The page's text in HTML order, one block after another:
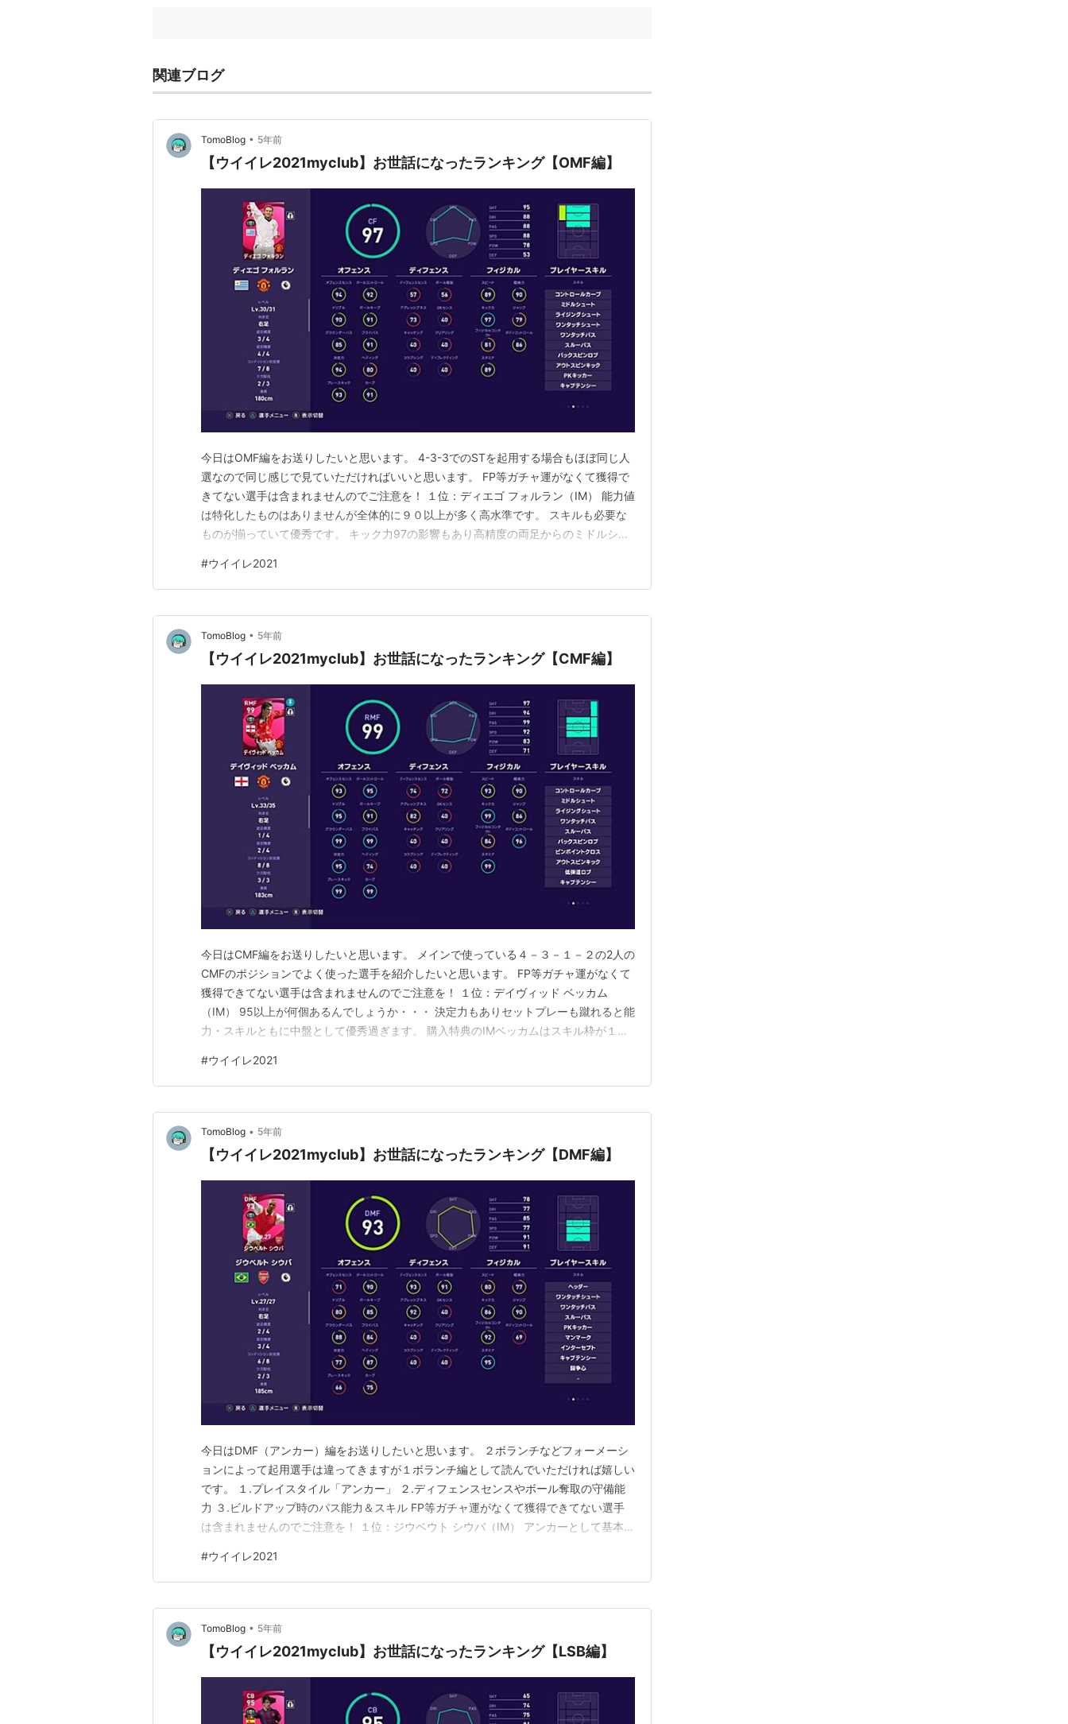
関連ブログ
TomoBlog • 5年前
【ウイイレ2021myclub】お世話になったランキング【OMF編】
今日はOMF編をお送りしたいと思います。 4-3-3でのSTを起用する場合もほぼ同じ人
選なので同じ感じで見ていただければいいと思います。 FP等ガチャ運がなくて獲得で
きてない選手は含まれませんのでご注意を！ １位：ディエゴ フォルラン（IM） 能力値
は特化したものはありませんが全体的に９０以上が多く高水準です。 スキルも必要な
ものが揃っていて優秀です。 キック力97の影響もあり高精度の両足からのミドルシュ
有ターンが邪魔ですが高いボディコン・ボールキープにより思った以上に前線でボール
が収まります。 シュート系のス…
#ウイイレ2021
TomoBlog • 5年前
【ウイイレ2021myclub】お世話になったランキング【CMF編】
今日はCMF編をお送りしたいと思います。 メインで使っている４－３－１－２の2人の
CMFのポジションでよく使った選手を紹介したいと思います。 FP等ガチャ運がなくて
獲得できてない選手は含まれませんのでご注意を！ １位：デイヴィッド ベッカム
（IM） 95以上が何個あるんでしょうか・・・ 決定力もありセットプレーも蹴れると能
力・スキルともに中盤として優秀過ぎます。 購入特典のIMベッカムはスキル枠が１つ
りますがアウトスピンキックもありますし左に追いてコンカ、右においてクロスなどス
カッドに入れておいて損はない選手です。 …
#ウイイレ2021
TomoBlog • 5年前
【ウイイレ2021myclub】お世話になったランキング【DMF編】
今日はDMF（アンカー）編をお送りしたいと思います。 ２ボランチなどフォーメーシ
ョンによって起用選手は違ってきますが１ボランチ編として読んでいただければ嬉しい
です。 １.プレイスタイル「アンカー」 ２.ディフェンスセンスやボール奪取の守備能
力 ３.ビルドアップ時のパス能力＆スキル FP等ガチャ運がなくて獲得できてない選手
は含まれませんのでご注意を！ １位：ジウベウト シウバ（IM） アンカーとして基本的
ェンス系＋ワンパ＆スルーパスのパス系も持っていて文句なしです。 欠点を上げると
すればスピードが足りないですが使用して…
#ウイイレ2021
TomoBlog • 5年前
【ウイイレ2021myclub】お世話になったランキング【LSB編】